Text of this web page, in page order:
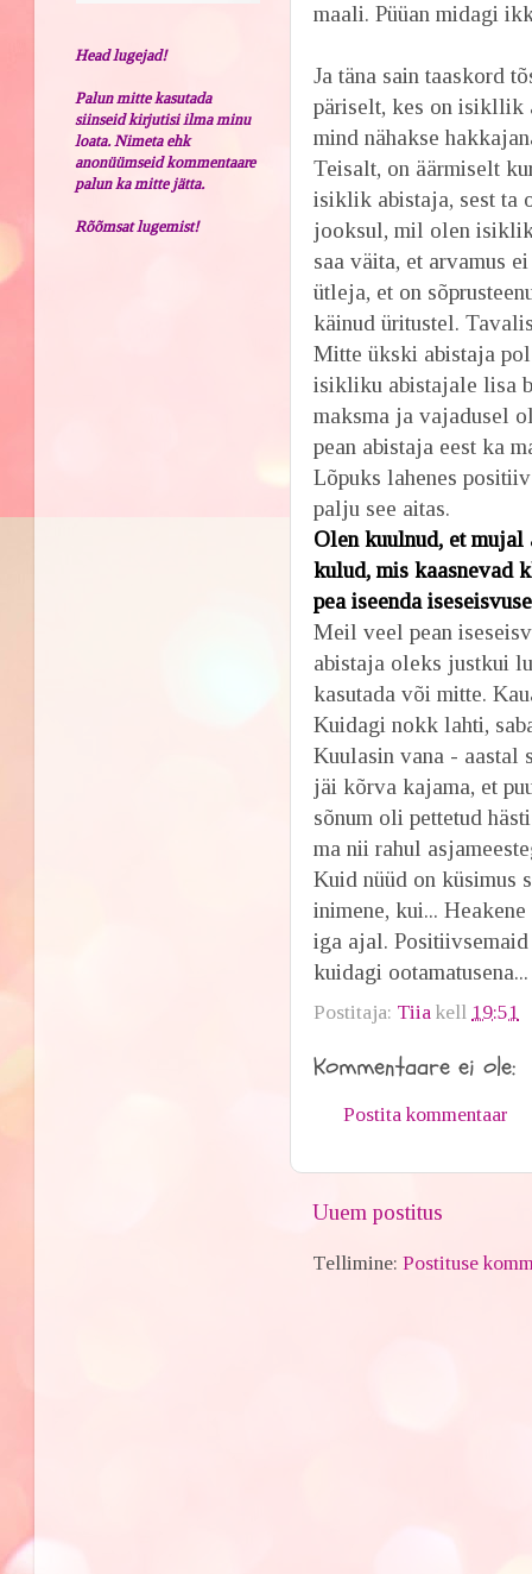
maali. Püüan midagi
Ja täna sain taaskord
päriselt, kes on isikllik
mind nähakse
Teisalt, on äärmiselt
isiklik abistaja, sest ta
jooksul, mil olen
saa väita, et arvamus
ütleja, et on
käinud üritustel.
Mitte ükski abistaja
isikliku abistajale lisa
maksma ja vajadusel
pean abistaja eest ka
Lõpuks lahenes
palju see aitas.
Olen kuulnud, et
kulud, mis kaasnevad
pea iseenda
Meil veel pean
abistaja oleks justkui
kasutada või mitte.
Kuidagi nokk lahti,
Kuulasin vana - aastal
jäi kõrva kajama, et
sõnum oli pettetud
ma nii rahul
Kuid nüüd on küsimus
inimene, kui...
iga ajal.
kuidagi ootamatusena...
Postitaja: Tiia kell 19:51
Kommentaare ei ole:
Postita kommentaar
Uuem postitus
Tellimine:Postituse
Head lugejad!
Palun mitte kasutada
siinseid kirjutisi ilma minu
loata. Nimeta ehk
anonüümseid kommentaare
palun ka mitte jätta.
Rõõmsat lugemist!